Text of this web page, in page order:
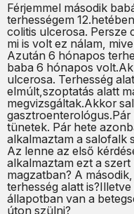
Férjemmel második
terhességem
colitis ulcerosa. Persze
mi is volt ez nálam,
Azután 6 hónapos
baba 6 hónapos
ulcerosa. Terhesség
elmúlt,szoptatás alatt
megvizsgáltak.Akkor
gasztroenterológus.Pár
tünetek. Pár hete
alkalmaztam a salofalk
Az lenne az első
alkalmaztam ezt a
magzatban? A
terhesség alatt
állapotban van a
úton szülni?